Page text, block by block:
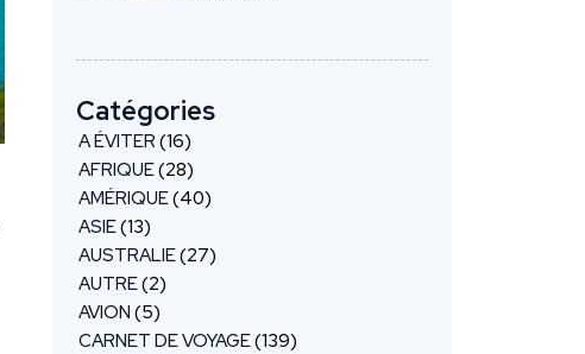
Catégories
A ÉVITER (16)
AFRIQUE(28)
AMÉRIQUE(40)
ASIE(13)
AUSTRALIE(27)
AUTRE(2)
AVION (5)
CARNET DE VOYAGE(139)